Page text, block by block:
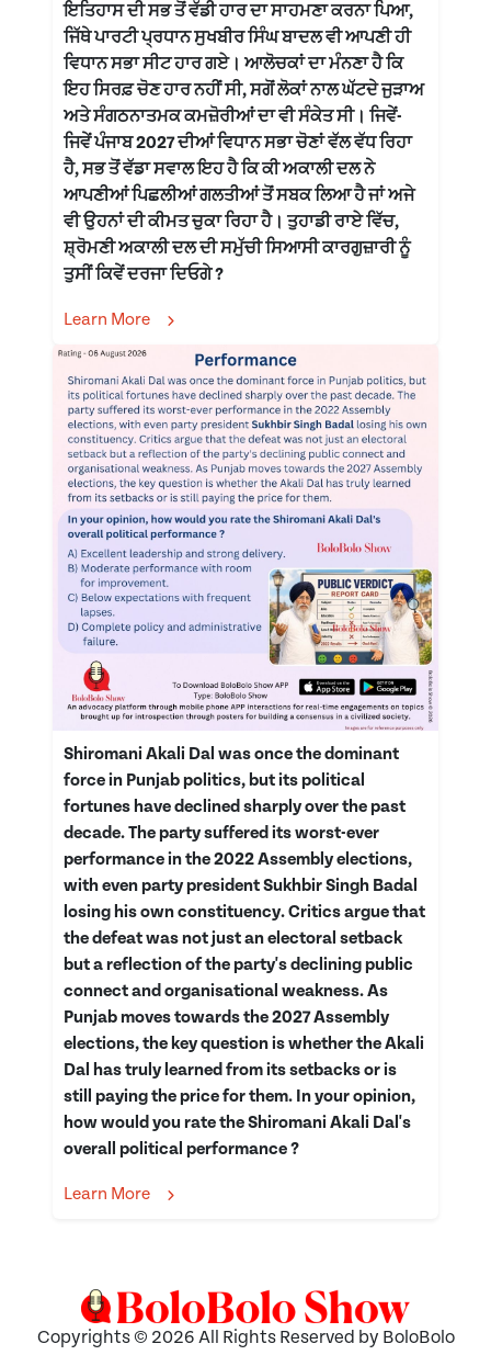
ਇਤਿਹਾਸ ਦੀ ਸਭ ਤੋਂ ਵੱਡੀ ਹਾਰ ਦਾ ਸਾਹਮਣਾ ਕਰਨਾ ਪਿਆ,
ਜਿੱਥੇ ਪਾਰਟੀ ਪ੍ਰਧਾਨ ਸੁਖਬੀਰ ਸਿੰਘ ਬਾਦਲ ਵੀ ਆਪਣੀ ਹੀ
ਵਿਧਾਨ ਸਭਾ ਸੀਟ ਹਾਰ ਗਏ। ਆਲੋਚਕਾਂ ਦਾ ਮੰਨਣਾ ਹੈ ਕਿ
ਇਹ ਸਿਰਫ਼ ਚੋਣ ਹਾਰ ਨਹੀਂ ਸੀ, ਸਗੋਂ ਲੋਕਾਂ ਨਾਲ ਘੱਟਦੇ ਜੁੜਾਅ
ਅਤੇ ਸੰਗਠਨਾਤਮਕ ਕਮਜ਼ੋਰੀਆਂ ਦਾ ਵੀ ਸੰਕੇਤ ਸੀ। ਜਿਵੇਂ-
ਜਿਵੇਂ ਪੰਜਾਬ 2027 ਦੀਆਂ ਵਿਧਾਨ ਸਭਾ ਚੋਣਾਂ ਵੱਲ ਵੱਧ ਰਿਹਾ
ਹੈ, ਸਭ ਤੋਂ ਵੱਡਾ ਸਵਾਲ ਇਹ ਹੈ ਕਿ ਕੀ ਅਕਾਲੀ ਦਲ ਨੇ
ਆਪਣੀਆਂ ਪਿਛਲੀਆਂ ਗਲਤੀਆਂ ਤੋਂ ਸਬਕ ਲਿਆ ਹੈ ਜਾਂ ਅਜੇ
ਵੀ ਉਹਨਾਂ ਦੀ ਕੀਮਤ ਚੁਕਾ ਰਿਹਾ ਹੈ। ਤੁਹਾਡੀ ਰਾਏ ਵਿੱਚ,
ਸ਼੍ਰੋਮਣੀ ਅਕਾਲੀ ਦਲ ਦੀ ਸਮੁੱਚੀ ਸਿਆਸੀ ਕਾਰਗੁਜ਼ਾਰੀ ਨੂੰ
ਤੁਸੀਂ ਕਿਵੇਂ ਦਰਜਾ ਦਿਓਗੇ ?
Learn More
Shiromani Akali Dal was once the dominant
force in Punjab politics, but its political
fortunes have declined sharply over the past
decade. The party suffered its worst-ever
performance in the 2022 Assembly elections,
with even party president Sukhbir Singh Badal
losing his own constituency. Critics argue that
the defeat was not just an electoral setback
but a reflection of the party's declining public
connect and organisational weakness. As
Punjab moves towards the 2027 Assembly
elections, the key question is whether the Akali
Dal has truly learned from its setbacks or is
still paying the price for them. In your opinion,
how would you rate the Shiromani Akali Dal's
overall political performance ?
Learn More
Copyrights © 2026 All Rights Reserved by BoloBolo